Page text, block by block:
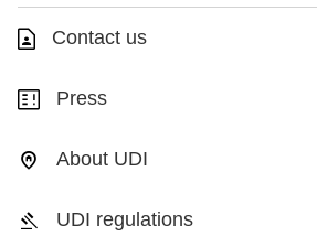
Contact us
Press
About UDI
UDI regulations